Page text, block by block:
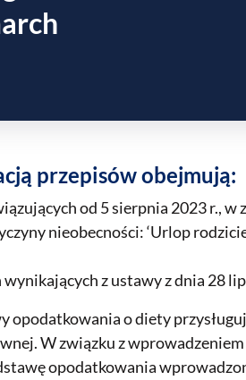
przepisów obejmują:
od 5 sierpnia 2023 r.,
nieobecności: ‘Urlop
z ustawy z dnia 28
o diety
W związku z
opodatkowania